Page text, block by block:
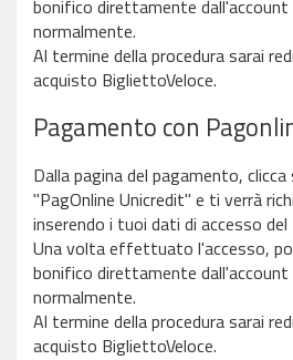
bonifico direttamente dall'account
normalmente.
Al termine della procedura sarai
acquisto BigliettoVeloce.
Pagamento con
Dalla pagina del pagamento,
"PagOnline Unicredit" e ti verrà
inserendo i tuoi dati di accesso
Una volta effettuato l'accesso,
bonifico direttamente dall'account
normalmente.
Al termine della procedura sarai
acquisto BigliettoVeloce.